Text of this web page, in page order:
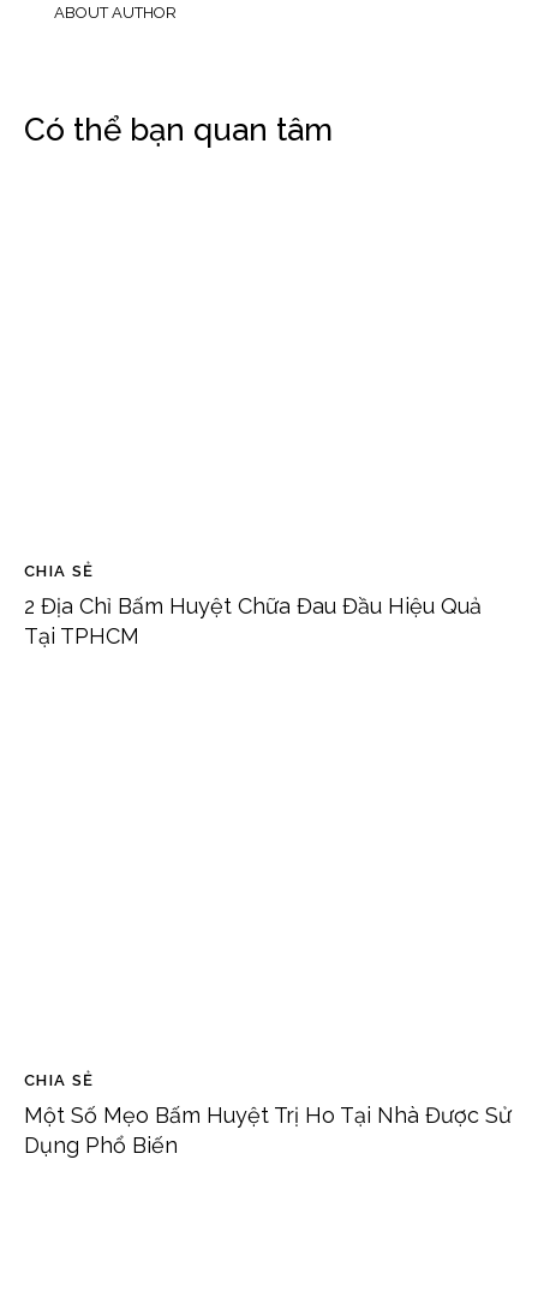
ABOUT AUTHOR
Có thể bạn quan tâm
CHIA SẺ
2 Địa Chỉ Bấm Huyệt Chữa Đau Đầu Hiệu Quả
Tại TPHCM
CHIA SẺ
Một Số Mẹo Bấm Huyệt Trị Ho Tại Nhà Được Sử
Dụng Phổ Biến